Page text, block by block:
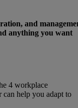
and
anything you want
4 workplace
can help you adapt to